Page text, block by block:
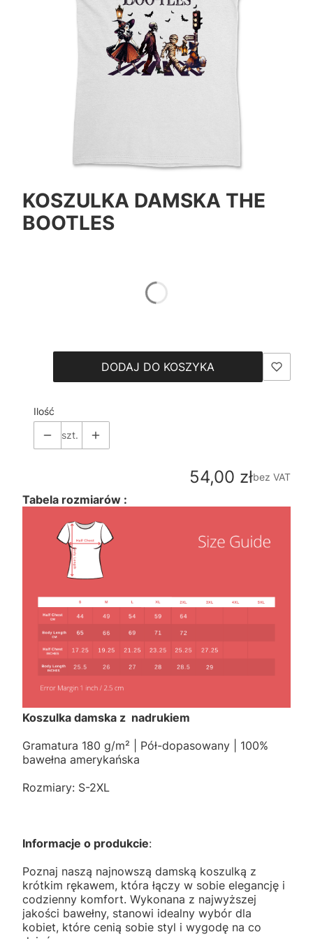
KOSZULKA DAMSKA THE
BOOTLES
DODAJ DO KOSZYKA
Ilość
szt.
Cena
54,00 złbez VAT
Tabela rozmiarów :
Koszulka damska z nadrukiem
Gramatura 180 g/m² | Pół-dopasowany | 100%
bawełna amerykańska
Rozmiary: S-2XL
Informacje o produkcie:
Poznaj naszą najnowszą damską koszulką z
krótkim rękawem, która łączy w sobie elegancję i
codzienny komfort. Wykonana z najwyższej
jakości bawełny, stanowi idealny wybór dla
kobiet, które cenią sobie styl i wygodę na co